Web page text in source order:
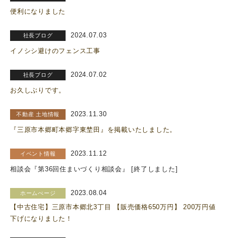
便利になりました
社長ブログ 2024.07.03
イノシシ避けのフェンス工事
社長ブログ 2024.07.02
お久しぶりです。
不動産 土地情報 2023.11.30
『三原市本郷町本郷字東埜田』を掲載いたしました。
イベント情報 2023.11.12
相談会『第36回住まいづくり相談会』 [終了しました]
ホームぺージ
2023.08.04
【中古住宅】三原市本郷北3丁目 【販売価格650万円】 200万円値
下げになりました！